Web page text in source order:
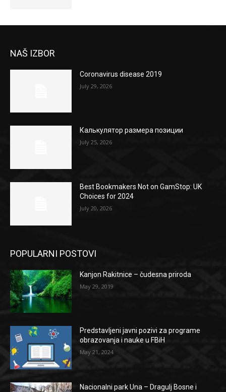
NAŠ IZBOR
Coronavirus disease 2019
July 29, 2026
Калькулятор размера позиции
July 25, 2026
Best Bookmakers Not on GamStop: UK
Choices for 2024
July 20, 2026
POPULARNI POSTOVI
Kanjon Rakitnice – čudesna priroda
May 29, 2019
Predstavljeni javni pozivi za programe
obrazovanja i nauke u FBiH
May 21, 2024
Nacionalni park Una – Dragulj Bosne i